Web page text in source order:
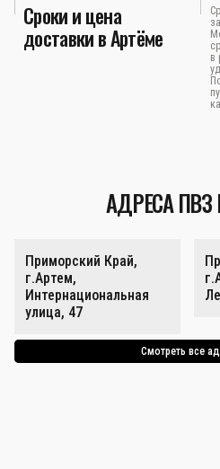
Сроки и цена
доставки в Артёме
в
АДРЕСА ПВЗ
Приморский Край,
г.Артем,
Интернациональная
улица, 47
Смотреть все